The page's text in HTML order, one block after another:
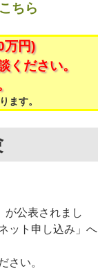
ちら
万円)
ください。
ます。
が公表されまし
ット申し込み」へ
さい。